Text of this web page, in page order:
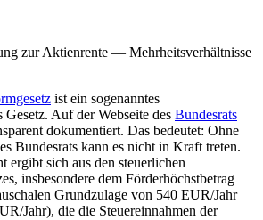
ist ein sogenanntes
Auf der Webseite des Bundesrats
dokumentiert. Das bedeutet: Ohne
Bundesrats kann es nicht in Kraft treten.
ergibt sich aus den steuerlichen
insbesondere dem Förderhöchstbetrag
Grundzulage von 540 EUR/Jahr
Jahr), die die Steuereinnahmen der